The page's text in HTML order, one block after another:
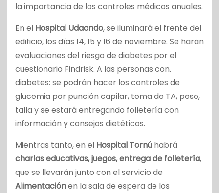
la importancia de los controles médicos anuales.
En el Hospital Udaondo, se iluminará el frente del
edificio, los días 14, 15 y 16 de noviembre. Se harán
evaluaciones del riesgo de diabetes por el
cuestionario Findrisk. A las personas con.
diabetes: se podrán hacer los controles de
glucemia por punción capilar, toma de TA, peso,
talla y se estará entregando folletería con
información y consejos dietéticos.
Mientras tanto, en el Hospital Tornú habrá
charlas educativas, juegos, entrega de folletería,
que se llevarán junto con el servicio de
Alimentaciónen la sala de espera de los